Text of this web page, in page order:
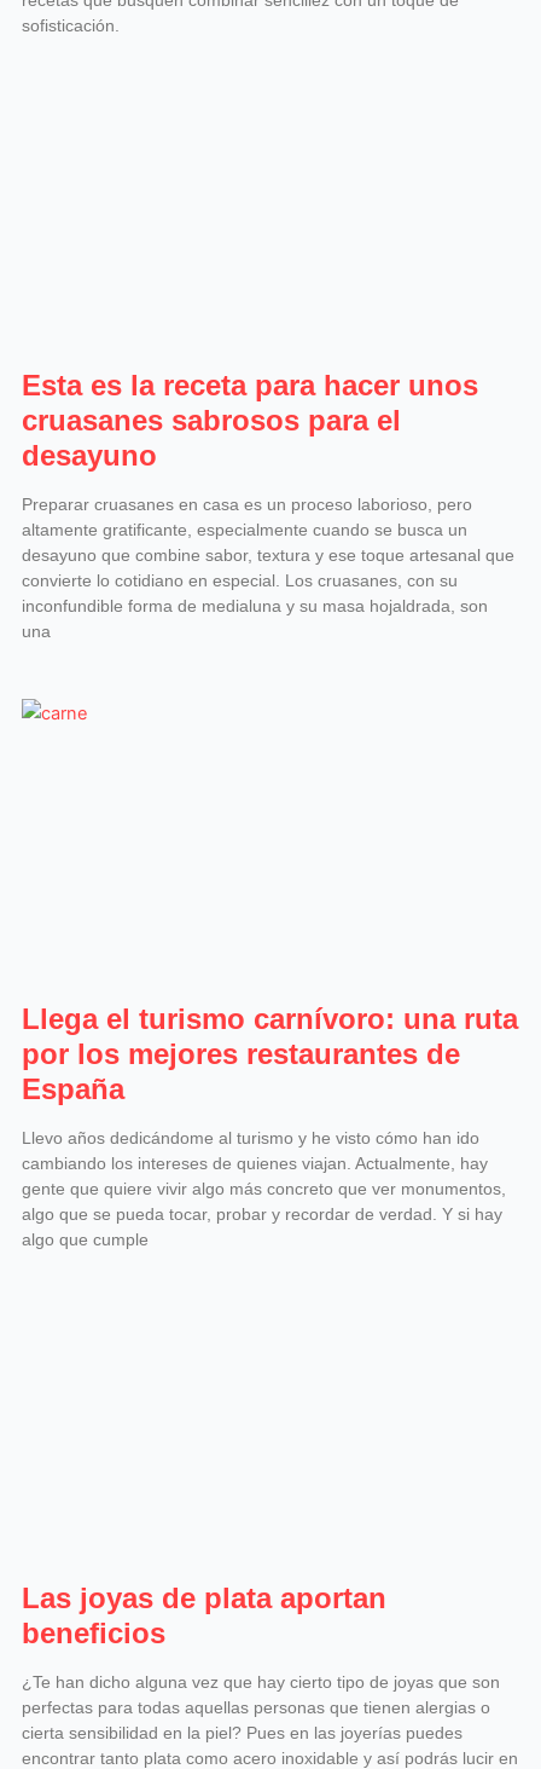
sofisticación.
Esta es la receta para hacer unos
cruasanes sabrosos para el
desayuno
Preparar cruasanes en casa es un proceso laborioso, pero
altamente gratificante, especialmente cuando se busca un
desayuno que combine sabor, textura y ese toque artesanal que
convierte lo cotidiano en especial. Los cruasanes, con su
inconfundible forma de medialuna y su masa hojaldrada, son
una
Llega el turismo carnívoro: una ruta
por los mejores restaurantes de
España
Llevo años dedicándome al turismo y he visto cómo han ido
cambiando los intereses de quienes viajan. Actualmente, hay
gente que quiere vivir algo más concreto que ver monumentos,
algo que se pueda tocar, probar y recordar de verdad. Y si hay
algo que cumple
Las joyas de plata aportan
beneficios
¿Te han dicho alguna vez que hay cierto tipo de joyas que son
perfectas para todas aquellas personas que tienen alergias o
cierta sensibilidad en la piel? Pues en las joyerías puedes
encontrar tanto plata como acero inoxidable y así podrás lucir en